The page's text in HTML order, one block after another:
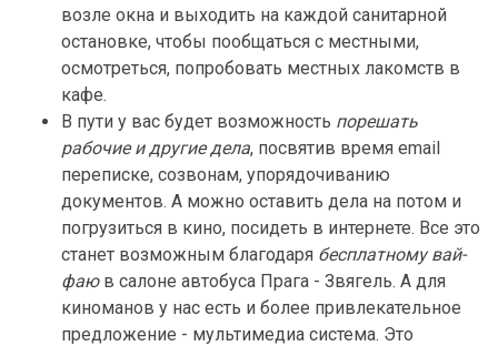
возле окна и выходить на каждой санитарной
остановке, чтобы пообщаться с местными,
осмотреться, попробовать местных лакомств в
кафе.
В пути у вас будет возможность порешать
рабочие и другие дела, посвятив время email
переписке, созвонам, упорядочиванию
документов. А можно оставить дела на потом и
погрузиться в кино, посидеть в интернете. Все это
станет возможным благодаря бесплатному вай-
фаюв салоне автобуса Прага - Звягель. А для
киноманов у нас есть и более привлекательное
предложение - мультимедиа система. Это